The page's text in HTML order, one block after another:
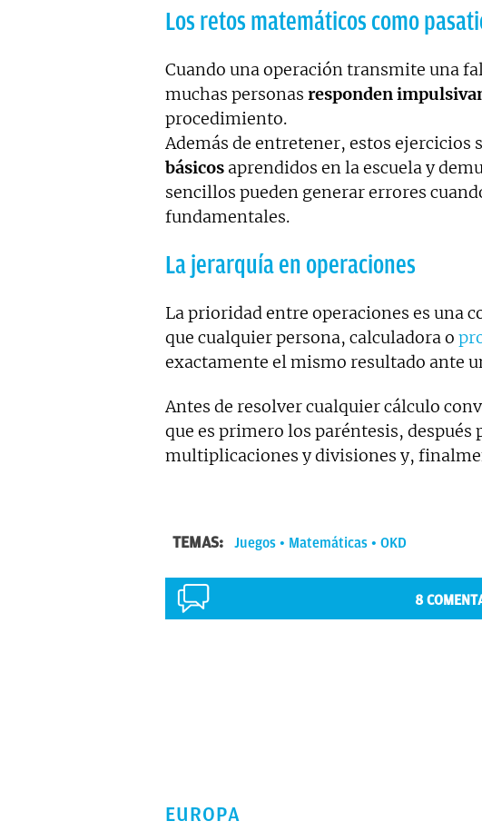
Los retos matemáticos como
Cuando una operación transmite una
muchas personas responden
procedimiento.
Además de entretener, estos ejercicios
básicos aprendidos en la escuela y
sencillos pueden generar errores
fundamentales.
La jerarquía en operaciones
La prioridad entre operaciones es una
que cualquier persona, calculadora o
exactamente el mismo resultado ante
Antes de resolver cualquier cálculo
que es primero los paréntesis, después
multiplicaciones y divisiones y,
TEMAS: Juegos Matemáticas OKD
8
EUROPA